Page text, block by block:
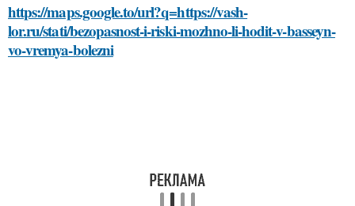
https://maps.google.to/url?q=https://vash-
lor.ru/stati/bezopasnost-i-riski-mozhno-li-hodit-v-basseyn-
vo-vremya-bolezni